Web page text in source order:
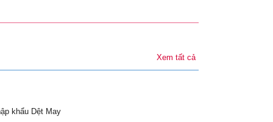
Xem tất cả
khẩu Dệt May